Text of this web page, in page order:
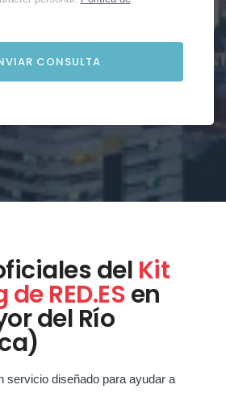
del Kit
RED.ESen
del Río
servicio diseñado para ayudar a